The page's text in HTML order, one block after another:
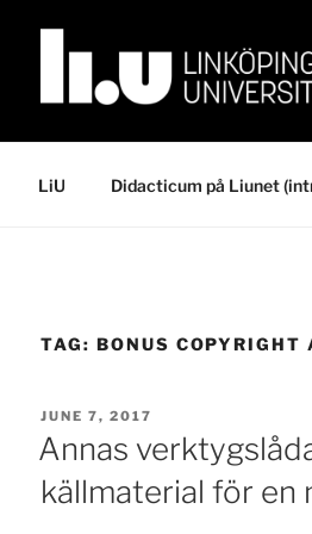
LiU Didacticum på Liunet
TAG: BONUS COPYRIGHT
POSTED
ON
JUNE 7, 2017
Annas
källmaterial för en